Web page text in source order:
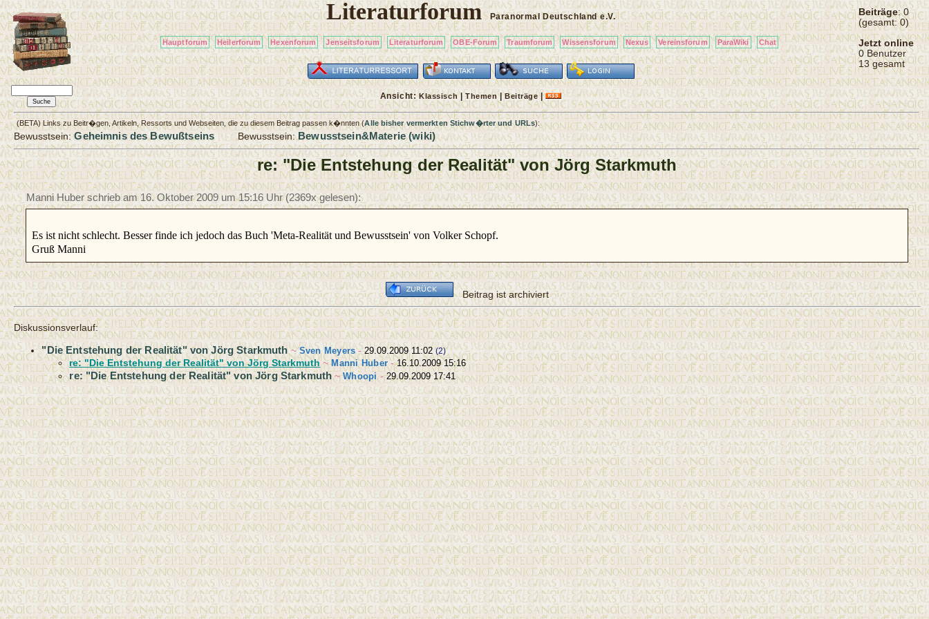
Beiträge: 0
(gesamt: 0)
Jetzt online
0 Benutzer
13 gesamt
Literaturforum Paranormal Deutschland e.V.
Hauptforum Heilerforum Hexenforum Jenseitsforum Literaturforum OBE-Forum Traumforum Wissensforum Nexus Vereinsforum ParaWiki Chat
Ansicht:Klassisch|Themen|Beiträge |
(BETA) Links zu Beitr�gen, Artikeln, Ressorts und Webseiten, die zu diesem Beitrag passen k�nnten (Alle bisher vermerkten Stichw�rter und URLs):
Bewusstsein:Geheimnis des Bewußtseins Bewusstsein:Bewusstsein&Materie (wiki)
re: "Die Entstehung der Realität" von Jörg Starkmuth
Manni Huber schrieb am16. Oktober 2009 um 15:16 Uhr(2369x gelesen):
Es ist nicht schlecht. Besser finde ich jedoch das Buch 'Meta-Realität und Bewusstsein' von Volker Schopf.
Gruß Manni
Beitrag ist archiviert
Diskussionsverlauf:
"Die Entstehung der Realität" von Jörg Starkmuth ~Sven Meyers-29.09.2009 11:02 (2)
re: "Die Entstehung der Realität" von Jörg Starkmuth~Manni Huber -16.10.2009 15:16
re: "Die Entstehung der Realität" von Jörg Starkmuth~Whoopi-29.09.2009 17:41